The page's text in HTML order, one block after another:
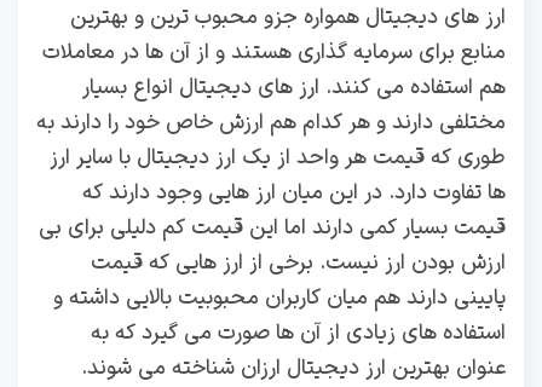
ارز های دیجیتال همواره جزو محبوب ترین و بهترین
منابع برای سرمایه گذاری هستند و از آن ها در معاملات
هم استفاده می کنند. ارز های دیجیتال انواع بسیار
مختلفی دارند و هر کدام هم ارزش خاص خود را دارند به
طوری که قیمت هر واحد از یک ارز دیجیتال با سایر ارز
ها تفاوت دارد. در این میان ارز هایی وجود دارند که
قیمت بسیار کمی دارند اما این قیمت کم دلیلی برای بی
ارزش بودن ارز نیست. برخی از ارز هایی که قیمت
پایینی دارند هم میان کاربران محبوبیت بالایی داشته و
استفاده های زیادی از آن ها صورت می گیرد که به
عنوان بهترین ارز دیجیتال ارزان شناخته می شوند.